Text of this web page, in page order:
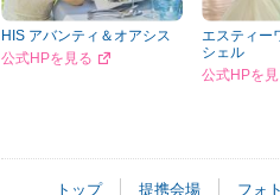
HIS アバンティ＆オアシス
公式HPを見る
エスティー
シェル
公式HPを
トップ 提携会場 フォト